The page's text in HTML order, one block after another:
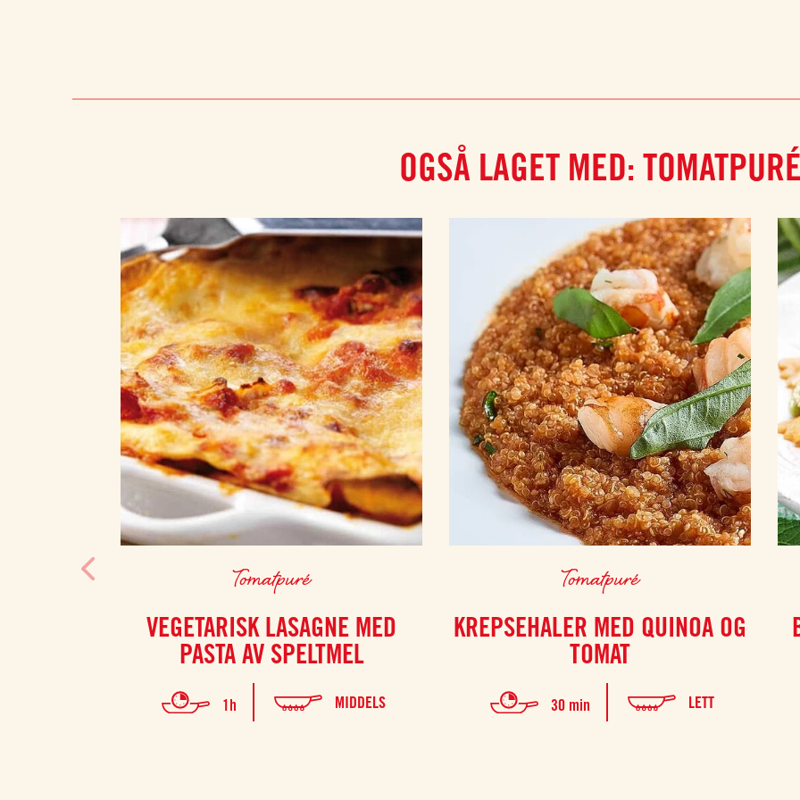
OGSÅ LAGET MED:
Tomatpuré
VEGETARISK LASAGNE MED
PASTA AV SPELTMEL
1h MIDDELS
Tomatpuré
KREPSEHALER MED QUINOA OG
TOMAT
30 min LETT